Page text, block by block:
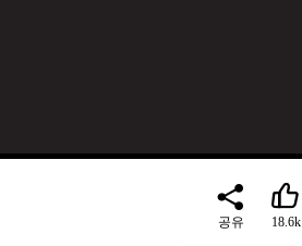
공유 18.6k